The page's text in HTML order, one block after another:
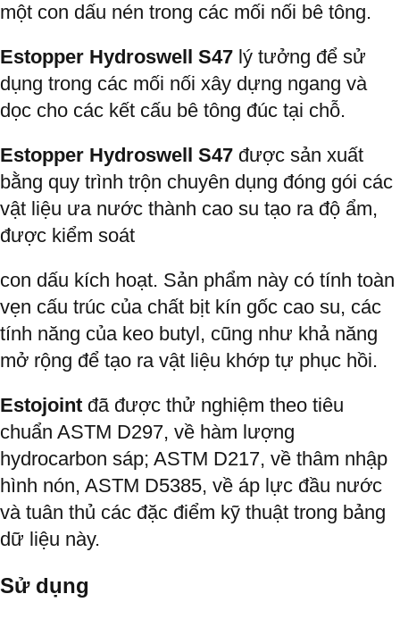
một con dấu nén trong các mối nối bê tông.
Estopper Hydroswell S47 lý tưởng để sử
dụng trong các mối nối xây dựng ngang và
dọc cho các kết cấu bê tông đúc tại chỗ.
Estopper Hydroswell S47 được sản xuất
bằng quy trình trộn chuyên dụng đóng gói các
vật liệu ưa nước thành cao su tạo ra độ ẩm,
được kiểm soát
con dấu kích hoạt. Sản phẩm này có tính toàn
vẹn cấu trúc của chất bịt kín gốc cao su, các
tính năng của keo butyl, cũng như khả năng
mở rộng để tạo ra vật liệu khớp tự phục hồi.
Estojoint đã được thử nghiệm theo tiêu
chuẩn ASTM D297, về hàm lượng
hydrocarbon sáp; ASTM D217, về thâm nhập
hình nón, ASTM D5385, về áp lực đầu nước
và tuân thủ các đặc điểm kỹ thuật trong bảng
dữ liệu này.
Sử dụng